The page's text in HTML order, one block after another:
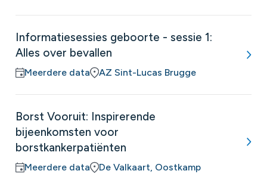
Informatiesessies geboorte - sessie 1:
Alles over bevallen
Meerdere data AZ Sint-Lucas Brugge
Borst Vooruit: Inspirerende
bijeenkomsten voor
borstkankerpatiënten
Meerdere data De Valkaart, Oostkamp